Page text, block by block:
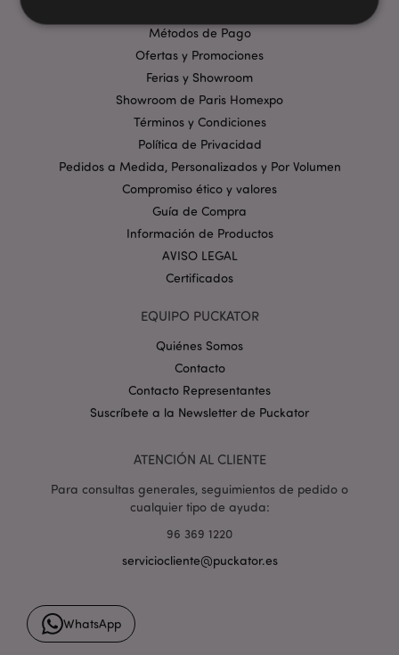
Métodos de Pago
Ofertas y Promociones
Ferias y Showroom
Showroom de Paris Homexpo
Términos y Condiciones
Política de Privacidad
Pedidos a Medida, Personalizados y Por Volumen
Compromiso ético y valores
Guía de Compra
Información de Productos
AVISO LEGAL
Certificados
EQUIPO PUCKATOR
Quiénes Somos
Contacto
Contacto Representantes
Suscríbete a la Newsletter de Puckator
ATENCIÓN AL CLIENTE
Para consultas generales, seguimientos de pedido o
cualquier tipo de ayuda:
96 369 1220
serviciocliente@puckator.es
WhatsApp
Estrictamente necesarias
Rendimiento
Orientación
Funcionalidad
Las cookies estrictamente necesarias permiten la
funcionalidad básica del sitio web, como el inicio de
sesión del usuario y la gestión de la cuenta. El sitio
web no puede funcionar correctamente sin las
cookies estrictamente necesarias.
_GRECAPTCHA
mage-cache-storage
www.puckator.es
mage-cache-storage-section-